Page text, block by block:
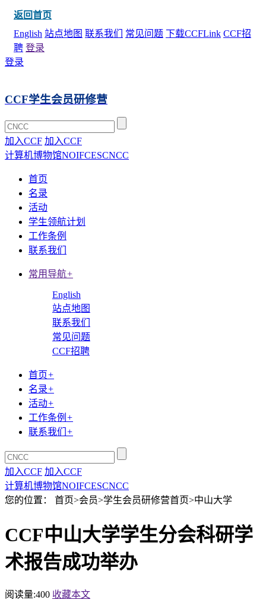
返回首页
English 站点地图 联系我们 常见问题 下载CCFLink CCF招
聘 登录
登录
CCF学生会员研修营
加入CCF 加入CCF
计算机博物馆NOIFCESCNCC
首页
名录
活动
学生领航计划
工作条例
联系我们
常用导航+
English
站点地图
联系我们
常见问题
CCF招聘
首页+
名录+
活动+
工作条例 +
联系我们 +
加入CCF 加入CCF
计算机博物馆NOIFCESCNCC
您的位置： 首页>会员>学生会员研修营首页>中山大学
CCF中山大学学生分会科研学
术报告成功举办
阅读量:400 收藏本文